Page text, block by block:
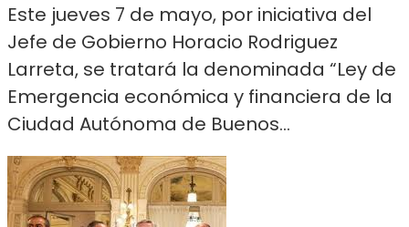
Este jueves 7 de mayo, por iniciativa del
Jefe de Gobierno Horacio Rodriguez
Larreta, se tratará la denominada “Ley de
Emergencia económica y financiera de la
Ciudad Autónoma de Buenos...